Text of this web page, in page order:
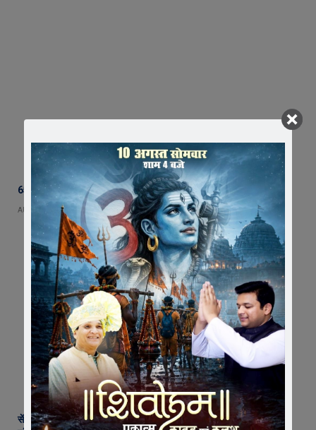
65 हजार रुपए भाड़ा न देने का आरोप, ट्रक चालक ने एसडीएम को सौंपा ज्ञापन
AUGUST 5, 2026
सेंट पॉल्स कॉन्वेंट स्कूल में छात्र परिषद का शपथ ग्रहण समारोह गरिमामय माहौल में